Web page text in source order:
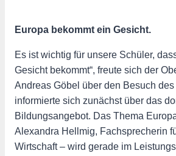
Europa bekommt ein Gesicht.
Es ist wichtig für unsere Schüler,
Gesicht bekommt“, freute sich der
Andreas Göbel über den Besuch
informierte sich zunächst über das
Bildungsangebot. Das Thema
Alexandra Hellmig, Fachsprecherin
Wirtschaft – wird gerade im